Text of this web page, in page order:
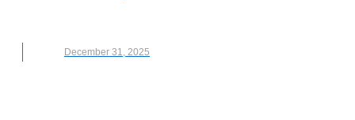
December 31, 2025